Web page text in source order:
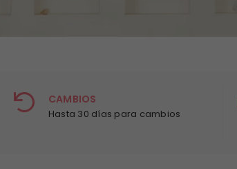
CAMBIOS
Hasta 30 días para cambios